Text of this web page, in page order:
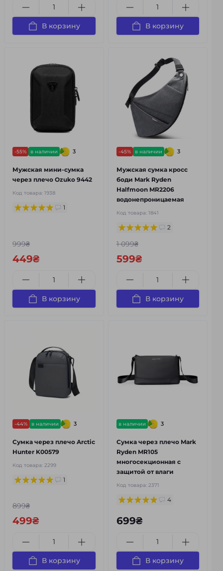
В корзину В корзину
-55% в наличии 3
Мужская мини-сумка
через плечо Ozuko 9442
Код товара: 1938
1
999₴
449₴
В корзину
-45% в наличии 3
Мужская сумка кросс
боди Mark Ryden
Halfmoon MR2206
водонепроницаемая
Код товара: 1841
2
1 099₴
599₴
В корзину
-44% в наличии 3
Сумка через плечо Arctic
Hunter K00579
Код товара: 2299
1
899₴
499₴
В корзину
в наличии 3
Сумка через плечо Mark
Ryden MR105
многосекционная с
защитой от влаги
Код товара: 2371
4
699₴
В корзину